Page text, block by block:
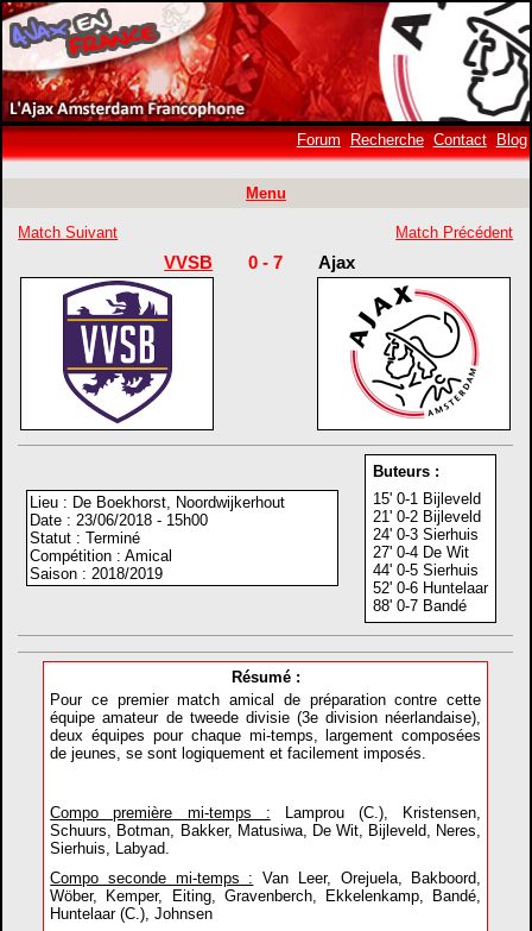
Forum Recherche Contact Blog
Menu
Match Suivant Match Précédent
VVSB 0 - 7 Ajax
Lieu : De Boekhorst, Noordwijkerhout
Date : 23/06/2018 - 15h00
Statut : Terminé
Compétition : Amical
Saison : 2018/2019
Buteurs :
15' 0-1 Bijleveld
21' 0-2 Bijleveld
24' 0-3 Sierhuis
27' 0-4 De Wit
44' 0-5 Sierhuis
52' 0-6 Huntelaar
88' 0-7 Bandé
Résumé :
Pour ce premier match amical de préparation contre cette
équipe amateur de tweede divisie (3e division néerlandaise),
deux équipes pour chaque mi-temps, largement composées
de jeunes, se sont logiquement et facilement imposés.
Compo première mi-temps : Lamprou (C.), Kristensen,
Schuurs, Botman, Bakker, Matusiwa, De Wit, Bijleveld, Neres,
Sierhuis, Labyad.
Compo seconde mi-temps : Van Leer, Orejuela, Bakboord,
Wöber, Kemper, Eiting, Gravenberch, Ekkelenkamp, Bandé,
Huntelaar (C.), Johnsen